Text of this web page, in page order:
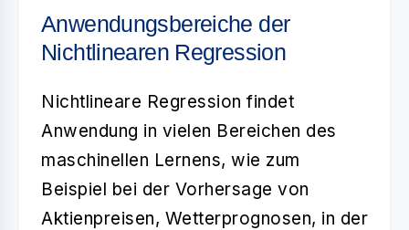
Anwendungsbereiche der
Nichtlinearen Regression
Nichtlineare Regression findet
Anwendung in vielen Bereichen des
maschinellen Lernens, wie zum
Beispiel bei der Vorhersage von
Aktienpreisen, Wetterprognosen, in der